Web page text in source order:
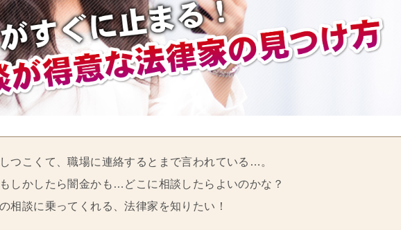
つこくて、職場に連絡するとまで言われている…。
しかしたら闇金かも…どこに相談したらよいのかな？
相談に乗ってくれる、法律家を知りたい！